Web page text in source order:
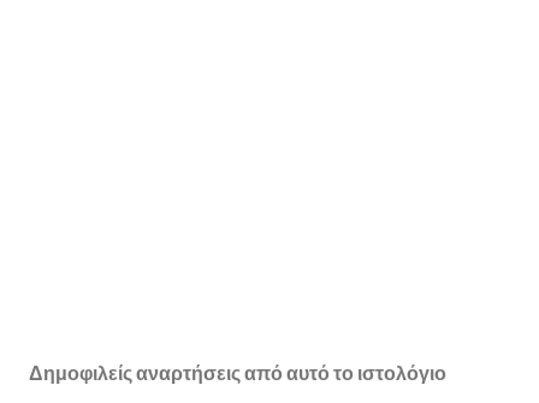
Δημοφιλείς αναρτήσεις από αυτό το ιστολόγιο